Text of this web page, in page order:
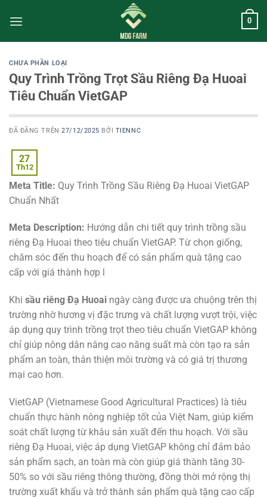
đến
0
CHƯA PHẦN LOẠI
Quy Trình Trồng Trọt Sầu Riêng Đạ Huoai
Tiêu Chuẩn VietGAP
ĐÃ ĐĂNG TRÊN27/12/2025 BỞI TIENNC
27
Th12
Meta Title: Quy Trình Trồng Sầu Riêng Đạ Huoai VietGAP
Chuẩn Nhất
Meta Description: Hướng dẫn chi tiết quy trình trồng sầu
riêng Đạ Huoai theo tiêu chuẩn VietGAP. Từ chọn giống,
chăm sóc đến thu hoạch để có sản phẩm quà tặng cao
cấp với giá thành hợp l
Khi sầu riêng Đạ Huoai ngày càng được ưa chuộng trên thị
trường nhờ hương vị đặc trưng và chất lượng vượt trội, việc
áp dụng quy trình trồng trọt theo tiêu chuẩn VietGAP không
chỉ giúp nông dân nâng cao năng suất mà còn tạo ra sản
phẩm an toàn, thân thiện môi trường và có giá trị thương
mại cao hơn.
VietGAP (Vietnamese Good Agricultural Practices) là tiêu
chuẩn thực hành nông nghiệp tốt của Việt Nam, giúp kiểm
soát chất lượng từ khâu sản xuất đến thu hoạch. Với sầu
riêng Đạ Huoai, việc áp dụng VietGAP không chỉ đảm bảo
sản phẩm sạch, an toàn mà còn giúp giá thành tăng 30-
50% so với sầu riêng thông thường, đồng thời mở rộng thị
trường xuất khẩu và trở thành sản phẩm quà tặng cao cấp